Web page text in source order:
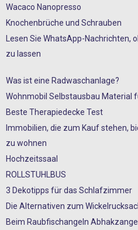
Wacaco Nanopresso
Knochenbrüche und Schrauben
Lesen Sie WhatsApp-Nachrichten,
zu lassen
Was ist eine Radwaschanlage?
Wohnmobil Selbstausbau Material
Beste Therapiedecke Test
Immobilien, die zum Kauf stehen,
zu wohnen
Hochzeitssaal
ROLLSTUHLBUS
3 Dekotipps für das Schlafzimmer
Die Alternativen zum
Beim Raubfischangeln